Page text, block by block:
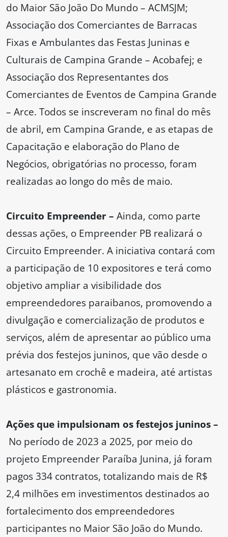
do Maior São João Do Mundo – ACMSJM;
Associação dos Comerciantes de Barracas
Fixas e Ambulantes das Festas Juninas e
Culturais de Campina Grande – Acobafej; e
Associação dos Representantes dos
Comerciantes de Eventos de Campina Grande
– Arce. Todos se inscreveram no final do mês
de abril, em Campina Grande, e as etapas de
Capacitação e elaboração do Plano de
Negócios, obrigatórias no processo, foram
realizadas ao longo do mês de maio.
Circuito Empreender – Ainda, como parte
dessas ações, o Empreender PB realizará o
Circuito Empreender. A iniciativa contará com
a participação de 10 expositores e terá como
objetivo ampliar a visibilidade dos
empreendedores paraibanos, promovendo a
divulgação e comercialização de produtos e
serviços, além de apresentar ao público uma
prévia dos festejos juninos, que vão desde o
artesanato em crochê e madeira, até artistas
plásticos e gastronomia.
Ações que impulsionam os festejos juninos –
No período de 2023 a 2025, por meio do
projeto Empreender Paraíba Junina, já foram
pagos 334 contratos, totalizando mais de R$
2,4 milhões em investimentos destinados ao
fortalecimento dos empreendedores
participantes no Maior São João do Mundo.